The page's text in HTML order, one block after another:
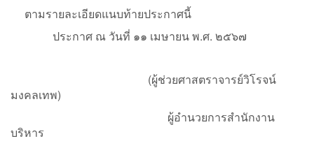
ตามรายละเอียดแนบท้ายประกาศนี้
ประกาศ ณ วันที่ ๑๑ เมษายน พ.ศ. ๒๕๖๗
(ผู้ช่วยศาสตราจารย์วิโรจน์
มงคลเทพ)
ผู้อำนวยการสำนักงาน
บริหาร